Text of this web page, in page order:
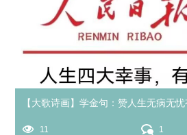
【大歌诗画】学金句：赞人生无病无
11 1